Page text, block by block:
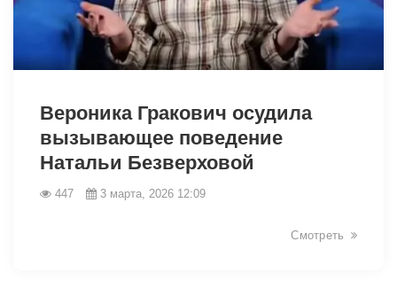
Вероника Гракович осудила
вызывающее поведение
Натальи Безверховой
447 3 марта, 2026 12:09
Смотреть